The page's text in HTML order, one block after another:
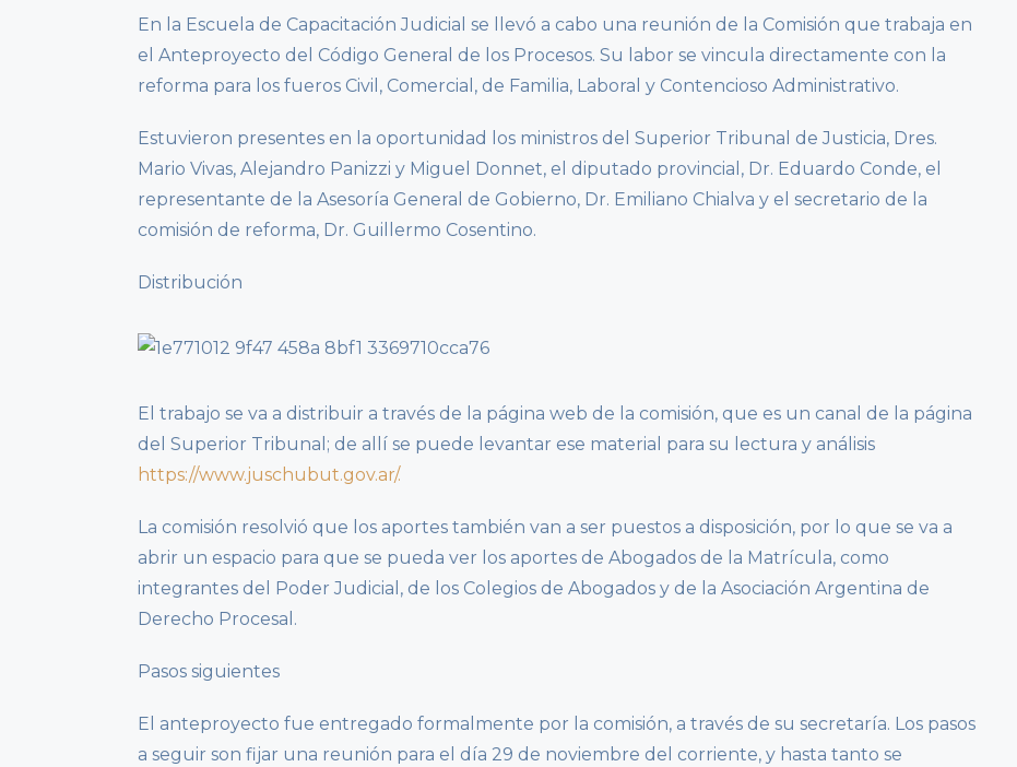
En la Escuela de Capacitación Judicial se llevó a cabo una reunión de la Comisión que trabaja en
el Anteproyecto del Código General de los Procesos. Su labor se vincula directamente con la
reforma para los fueros Civil, Comercial, de Familia, Laboral y Contencioso Administrativo.
Estuvieron presentes en la oportunidad los ministros del Superior Tribunal de Justicia, Dres.
Mario Vivas, Alejandro Panizzi y Miguel Donnet, el diputado provincial, Dr. Eduardo Conde, el
representante de la Asesoría General de Gobierno, Dr. Emiliano Chialva y el secretario de la
comisión de reforma, Dr. Guillermo Cosentino.
Distribución
El trabajo se va a distribuir a través de la página web de la comisión, que es un canal de la página
del Superior Tribunal; de allí se puede levantar ese material para su lectura y análisis
https://www.juschubut.gov.ar/.
La comisión resolvió que los aportes también van a ser puestos a disposición, por lo que se va a
abrir un espacio para que se pueda ver los aportes de Abogados de la Matrícula, como
integrantes del Poder Judicial, de los Colegios de Abogados y de la Asociación Argentina de
Derecho Procesal.
Pasos siguientes
El anteproyecto fue entregado formalmente por la comisión, a través de su secretaría. Los pasos
a seguir son fijar una reunión para el día 29 de noviembre del corriente, y hasta tanto se